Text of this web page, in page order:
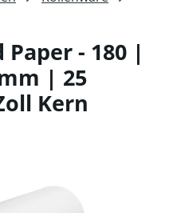
Paper - 180 |
| 25
Kern